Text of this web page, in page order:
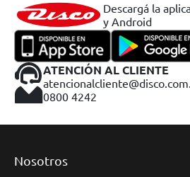
Descargá la
y Android
ATENCIÓN AL CLIENTE
0800 4242
Nosotros